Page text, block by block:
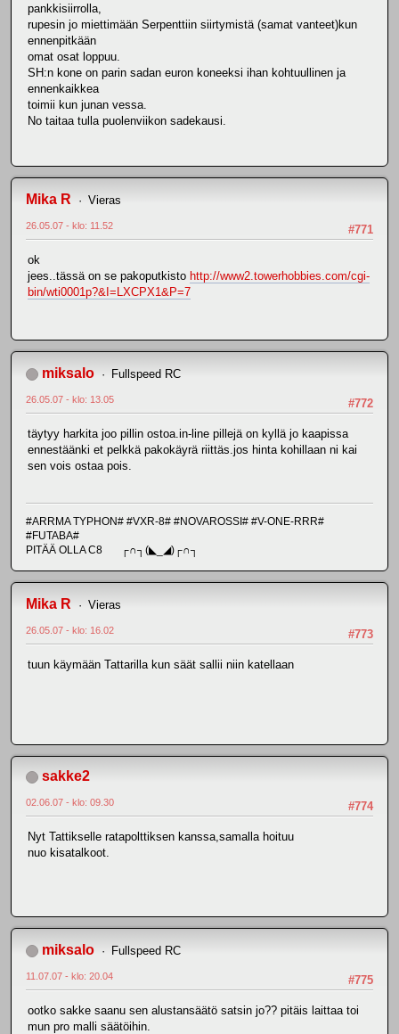
pankkisiirrolla,
rupesin jo miettimään Serpenttiin siirtymistä (samat vanteet)kun
ennenpitkään
omat osat loppuu.
SH:n kone on parin sadan euron koneeksi ihan kohtuullinen ja
ennenkaikkea
toimii kun junan vessa.
No taitaa tulla puolenviikon sadekausi.
Mika R Vieras
#771
26.05.07 - klo: 11.52
ok
jees..tässä on se pakoputkisto http://www2.towerhobbies.com/cgi-
bin/wti0001p?&I=LXCPX1&P=7
miksalo Fullspeed RC
#772
26.05.07 - klo: 13.05
täytyy harkita joo pillin ostoa.in-line pillejä on kyllä jo kaapissa
ennestäänki et pelkkä pakokäyrä riittäs.jos hinta kohillaan ni kai
sen vois ostaa pois.
#ARRMA TYPHON# #VXR-8# #NOVAROSSI# #V-ONE-RRR#
#FUTABA#
PITÄÄ OLLA C8 ┌∩┐(◣_◢)┌∩┐
Mika R Vieras
#773
26.05.07 - klo: 16.02
tuun käymään Tattarilla kun säät sallii niin katellaan
sakke2
#774
02.06.07 - klo: 09.30
Nyt Tattikselle ratapolttiksen kanssa,samalla hoituu
nuo kisatalkoot.
miksalo Fullspeed RC
#775
11.07.07 - klo: 20.04
ootko sakke saanu sen alustansäätö satsin jo?? pitäis laittaa toi
mun pro malli säätöihin.